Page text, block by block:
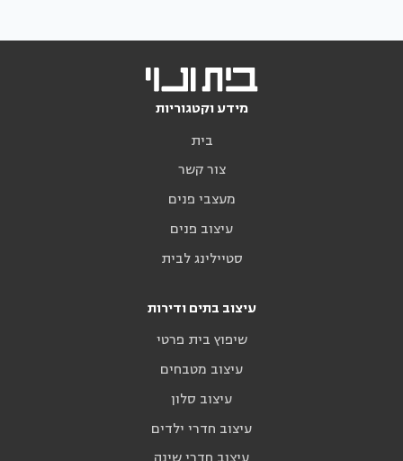
מידע וקטגוריות
בית
צור קשר
מעצבי פנים
עיצוב פנים
סטיילינג לבית
עיצוב בתים ודירות
שיפוץ בית פרטי
עיצוב מטבחים
עיצוב סלון
עיצוב חדרי ילדים